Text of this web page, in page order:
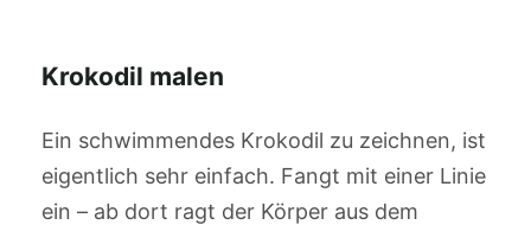
Krokodil malen
Ein schwimmendes Krokodil zu zeichnen, ist
eigentlich sehr einfach. Fangt mit einer Linie
ein – ab dort ragt der Körper aus dem